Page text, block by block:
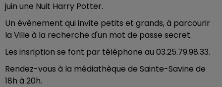
juin une Nuit Harry Potter.
Un évènement qui invite petits et grands, à parcourir
la Ville à la recherche d'un mot de passe secret.
Les insription se font par téléphone au 03.25.79.98.33.
Rendez-vous à la médiathèque de Sainte-Savine de
18h à 20h.